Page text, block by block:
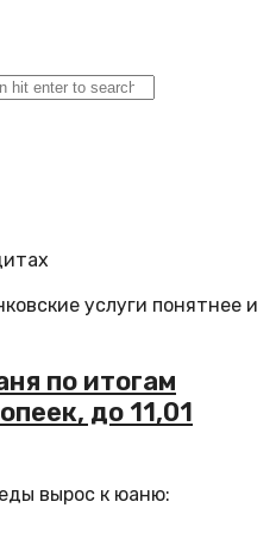
услуги понятнее и
по итогам
до 11,01
вырос к юаню: